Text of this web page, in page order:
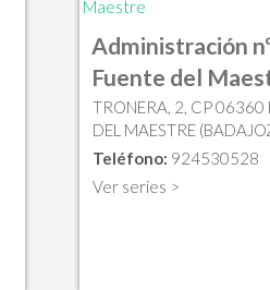
Administración
Fuente del
TRONERA, 2, CP 06360
DEL MAESTRE
Teléfono: 924530528
Ver series >